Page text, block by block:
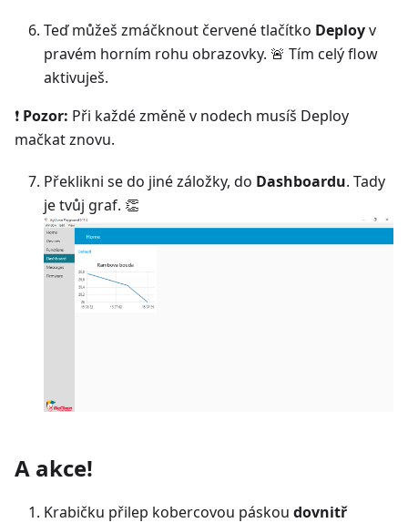
Teď můžeš zmáčknout červené tlačítko Deployv
pravém horním rohu obrazovky. 🚨 Tím celý flow
aktivuješ.
❗ Pozor: Při každé změně v nodech musíš Deploy
mačkat znovu.
Překlikni se do jiné záložky, do Dashboardu. Tady
je tvůj graf. 👏
A akce!
Krabičku přilep kobercovou páskou dovnitř